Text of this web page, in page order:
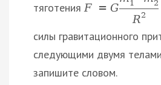
тяготенияF = G 1 2
R2
силы гравитационного
следующими двумя
запишите словом.